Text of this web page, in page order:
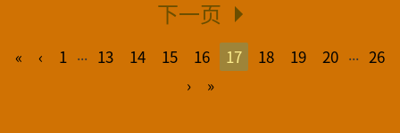
下一页
« ‹ 1 ... 13 14 15 16 17 18 19 20 ... 26
›
»